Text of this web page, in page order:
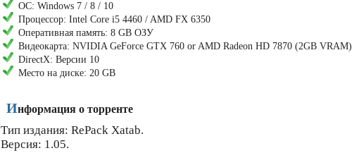
ОС: Windows 7 / 8 / 10
Процессор: Intel Core i5 4460 / AMD FX 6350
Оперативная память: 8 GB ОЗУ
Видеокарта: NVIDIA GeForce GTX 760 or AMD Radeon HD 7870 (2GB VRAM)
DirectX: Версии 10
Место на диске: 20 GB
Информация о торренте
Тип издания: RePack Xatab.
Версия: 1.05.